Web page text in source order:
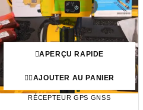
APERÇU RAPIDE
AJOUTER AU PANIER
RÉCEPTEUR GPS GNSS